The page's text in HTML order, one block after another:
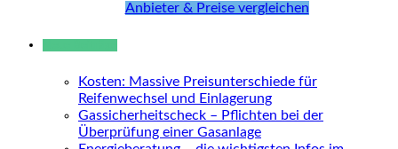
Anbieter & Preise vergleichen
Kosten: Massive Preisunterschiede für
Reifenwechsel und Einlagerung
Gassicherheitscheck – Pflichten bei der
Überprüfung einer Gasanlage